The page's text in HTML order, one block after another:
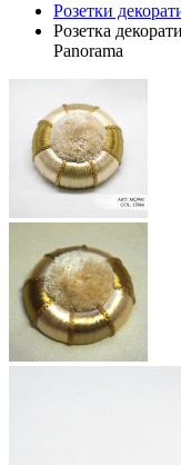
Розетки
Розетка
Panorama